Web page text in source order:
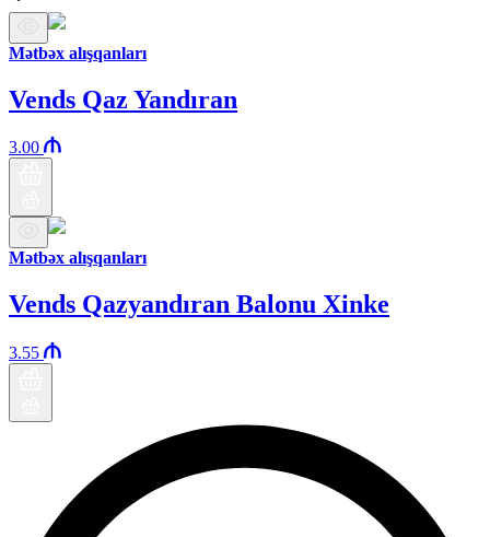
Mətbəx alışqanları
Vends Qaz Yandıran
3.00
Mətbəx alışqanları
Vends Qazyandıran Balonu Xinke
3.55